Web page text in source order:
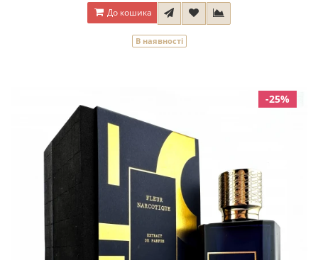
До кошика
В наявності
-25%